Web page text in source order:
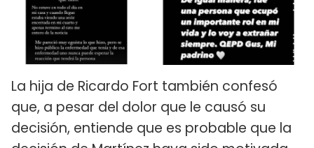
La hija de Ricardo Fort también confesó
que, a pesar del dolor que le causó su
decisión, entiende que es probable que la